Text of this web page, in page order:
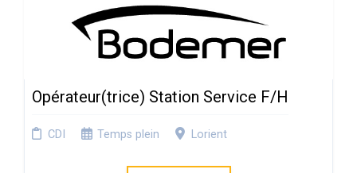
Opérateur(trice) Station Service F/H
CDI Temps plein Lorient